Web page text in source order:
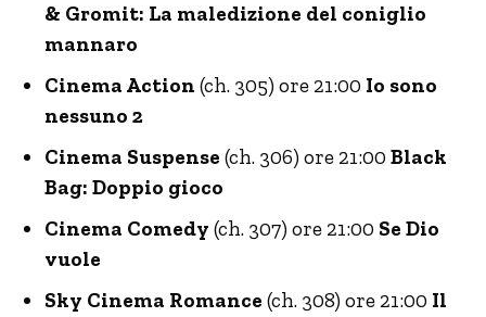
& Gromit: La maledizione del coniglio
mannaro
Cinema Action (ch. 305) ore 21:00 Io sono
nessuno 2
Cinema Suspense (ch. 306) ore 21:00 Black
Bag: Doppio gioco
Cinema Comedy (ch. 307) ore 21:00 Se Dio
vuole
Sky Cinema Romance (ch. 308) ore 21:00 Il